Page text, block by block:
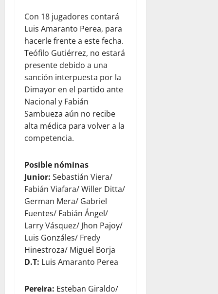
Con 18 jugadores contará
Luis Amaranto Perea, para
hacerle frente a este fecha.
Teófilo Gutiérrez, no estará
presente debido a una
sanción interpuesta por la
Dimayor en el partido ante
Nacional y Fabián
Sambueza aún no recibe
alta médica para volver a la
competencia.
Posible nóminas
Junior: Sebastián Viera/
Fabián Viafara/ Willer Ditta/
German Mera/ Gabriel
Fuentes/ Fabián Ángel/
Larry Vásquez/ Jhon Pajoy/
Luis Gonzáles/ Fredy
Hinestroza/ Miguel Borja
D.T: Luis Amaranto Perea
Pereira: Esteban Giraldo/